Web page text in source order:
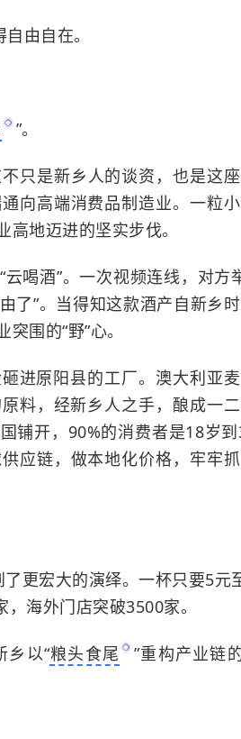
由自在。
”。
只是新乡人的谈资，也是这
向高端消费品制造业。一粒
地迈进的坚实步伐。
喝酒”。一次视频连线，对方
了”。当得知这款酒产自新乡
围的“野”心。
原阳县的工厂。澳大利亚麦
料，经新乡人之手，酿成一
铺开，90%的消费者是18岁
应链，做本地化价格，牢牢
了更宏大的演绎。一杯只要5元
海外门店突破3500家。
以“粮头食尾
”重构产业链